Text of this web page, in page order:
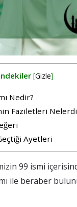
[Gizle]
Nedir?
Faziletleri
Ayetleri
99 ismi
ile beraber